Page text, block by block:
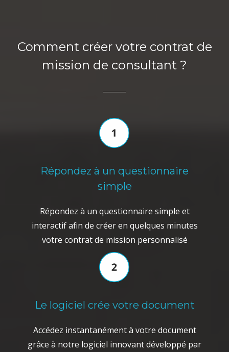
Comment créer votre contrat de
mission de consultant ?
Répondez à un questionnaire
simple
Répondez à un questionnaire simple et
interactif afin de créer en quelques minutes
votre contrat de mission personnalisé
Le logiciel crée votre document
Accédez instantanément à votre document
grâce à notre logiciel innovant développé par